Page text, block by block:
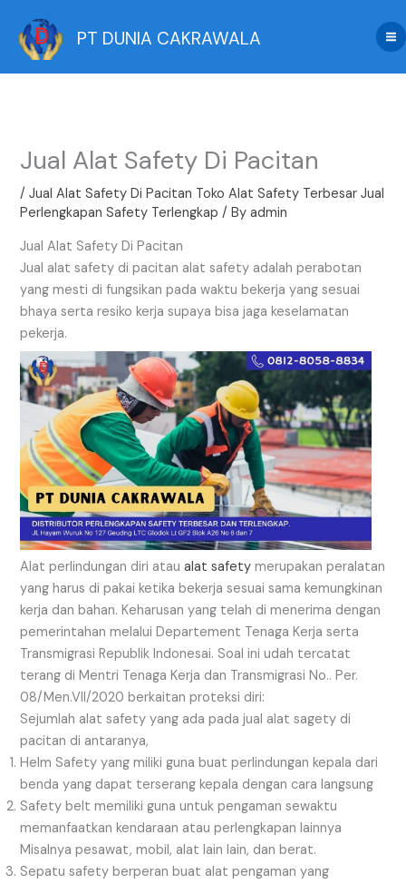
content
PT DUNIA CAKRAWALA
Jual Alat Safety Di Pacitan
/Jual Alat Safety Di Pacitan Toko Alat Safety Terbesar Jual
Perlengkapan Safety Terlengkap / Byadmin
Jual Alat Safety Di Pacitan
Jual alat safety di pacitan alat safety adalah perabotan
yang mesti di fungsikan pada waktu bekerja yang sesuai
bhaya serta resiko kerja supaya bisa jaga keselamatan
pekerja.
Alat perlindungan diri ataualat safety merupakan peralatan
yang harus di pakai ketika bekerja sesuai sama kemungkinan
kerja dan bahan. Keharusan yang telah di menerima dengan
pemerintahan melalui Departement Tenaga Kerja serta
Transmigrasi Republik Indonesai. Soal ini udah tercatat
terang di Mentri Tenaga Kerja dan Transmigrasi No.. Per.
08/Men.VII/2020 berkaitan proteksi diri:
Sejumlah alat safety yang ada pada jual alat sagety di
pacitan di antaranya,
Helm Safety yang miliki guna buat perlindungan kepala dari
benda yang dapat terserang kepala dengan cara langsung
Safety belt memiliki guna untuk pengaman sewaktu
memanfaatkan kendaraan atau perlengkapan lainnya
Misalnya pesawat, mobil, alat lain lain, dan berat.
Sepatu safety berperan buat alat pengaman yang